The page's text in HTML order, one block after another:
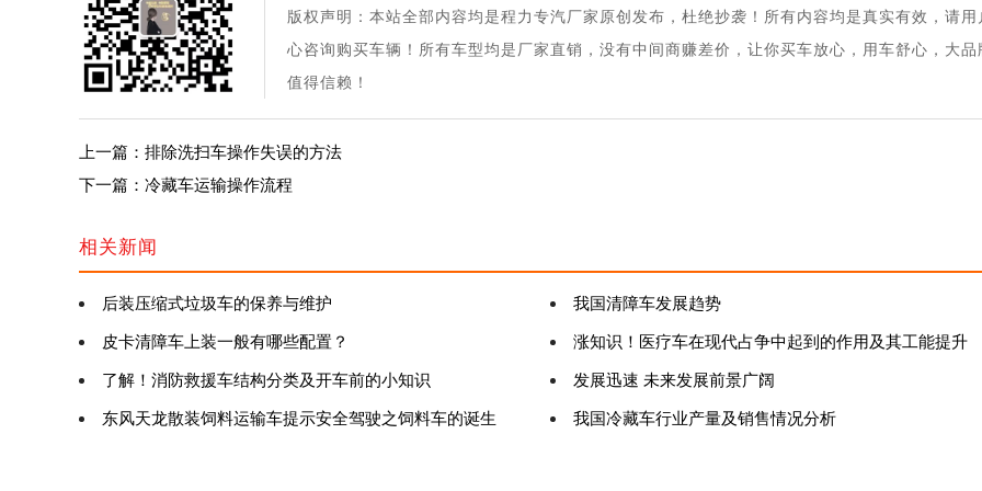
版权声明：本站全部内容均是程力专汽厂家原创发布，杜绝抄袭！所有内容均是真实有效，请用
心咨询购买车辆！所有车型均是厂家直销，没有中间商赚差价，让你买车放心，用车舒心，大品
值得信赖！
上一篇：排除洗扫车操作失误的方法
下一篇：冷藏车运输操作流程
相关新闻
后装压缩式垃圾车的保养与维护 我国清障车发展趋势
皮卡清障车上装一般有哪些配置？ 涨知识！医疗车在现代占争中起到的作用及其工能提升
了解！消防救援车结构分类及开车前的小知识 发展迅速 未来发展前景广阔
东风天龙散装饲料运输车提示安全驾驶之饲料车的诞生 我国冷藏车行业产量及销售情况分析